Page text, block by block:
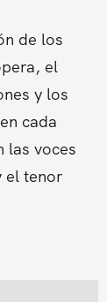
de los
el
y los
cada
las voces
el tenor